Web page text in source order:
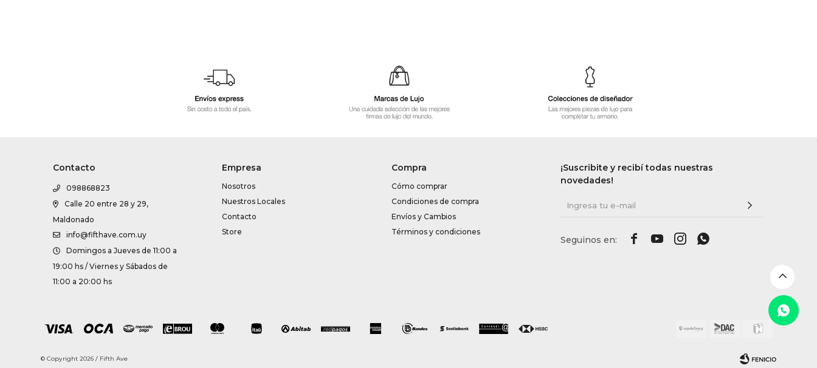
Contacto
098868823
Calle 20 entre 28 y 29,
Maldonado
info@fifthave.com.uy
Domingos a Jueves de 11:00 a
19:00 hs / Viernes y Sábados de
11:00 a 20:00 hs
Empresa
Nosotros
Nuestros Locales
Contacto
Store
Compra
Cómo comprar
Condiciones de compra
Envíos y Cambios
Términos y condiciones
¡Suscribite y recibí todas nuestras
novedades!
   
© Copyright 2026 / Fifth Ave